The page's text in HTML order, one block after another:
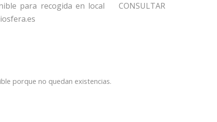
para recogida en local CONSULTAR
porque no quedan existencias.